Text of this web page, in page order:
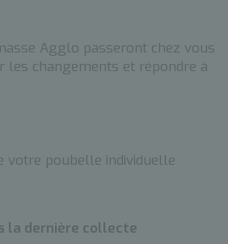
Agglo passeront chez vous
les changements et répondre à
votre poubelle individuelle
la dernière collecte